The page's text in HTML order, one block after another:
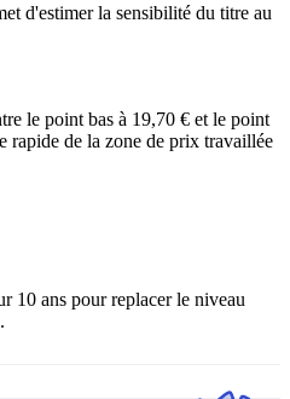
d'estimer la sensibilité du titre au
le point bas à 19,70 € et le point
rapide de la zone de prix travaillée
10 ans pour replacer le niveau